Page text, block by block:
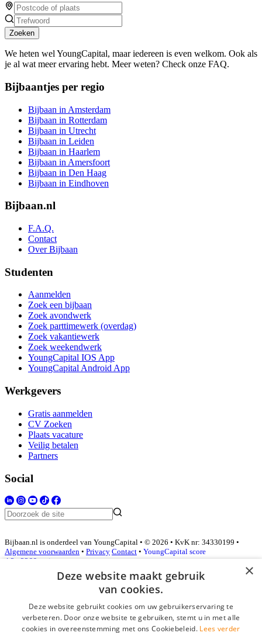
Zoeken
We heten wel YoungCapital, maar iedereen is even welkom. Ook als
je al wat meer ervaring hebt. Meer weten? Check onze FAQ.
Bijbaantjes per regio
Bijbaan in Amsterdam
Bijbaan in Rotterdam
Bijbaan in Utrecht
Bijbaan in Leiden
Bijbaan in Haarlem
Bijbaan in Amersfoort
Bijbaan in Den Haag
Bijbaan in Eindhoven
Bijbaan.nl
F.A.Q.
Contact
Over Bijbaan
Studenten
Aanmelden
Zoek een bijbaan
Zoek avondwerk
Zoek parttimewerk (overdag)
Zoek vakantiewerk
Zoek weekendwerk
YoungCapital IOS App
YoungCapital Android App
Werkgevers
Gratis aanmelden
CV Zoeken
Plaats vacature
Veilig betalen
Partners
Social
Bijbaan.nl is onderdeel van YoungCapital • © 2026 • KvK nr: 34330199 •
Algemene voorwaarden • Privacy Contact • YoungCapital score
4.3 - 3366 reviews
Inloggen als bedrijf
*
×
Deze website maakt gebruik
van cookies.
Deze website gebruikt cookies om uw gebruikerservaring te
verbeteren. Door onze website te gebruiken, stemt u in met alle
cookies in overeenstemming met ons Cookiebeleid. Lees verder